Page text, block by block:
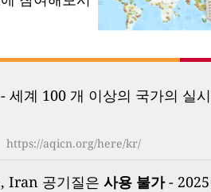
계 100 개 이상의 국가의 실
https://aqicn.org/here/kr/
Iran 공기질은 사용 불가- 2025